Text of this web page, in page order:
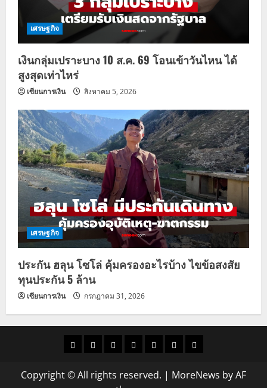
เศรษฐกิจ
เงินกลุ่มเปราะบาง 10 ส.ค. 69 โอนเข้าวันไหน ได้
สูงสุดเท่าไหร่
เซียนการเงิน สิงหาคม 5, 2026
เศรษฐกิจ
ประกัน ฮลุน โซโล่ คุ้มครองอะไรบ้าง ไขข้อสงสัย
ทุนประกัน 5 ล้าน
เซียนการเงิน กรกฎาคม 31, 2026
ราคาแนว
ราคา
ข่าว
นี้
ข่าว
ดูด
ที่
ผู้ชาย
Copyright © All rights reserved. | MoreNews by AF